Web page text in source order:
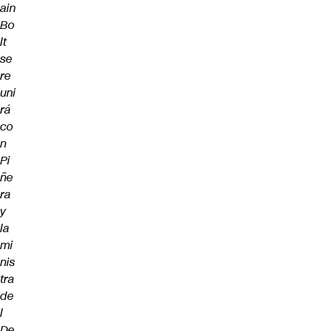
ain
Bo
lt
se
re
uni
rá
co
n
Pi
ñe
ra
y
la
mi
nis
tra
de
l